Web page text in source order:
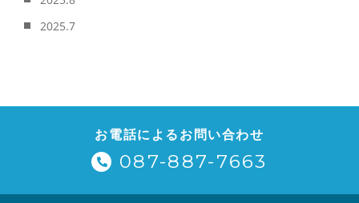
2025.7
お電話によるお問い合わせ
087-887-7663